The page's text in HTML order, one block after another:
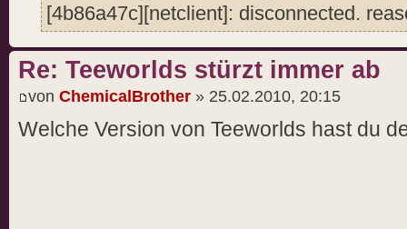
[4b86a47c][netclient]: disconnected.
Re: Teeworlds stürzt immer ab
von ChemicalBrother » 25.02.2010, 20:15
Welche Version von Teeworlds hast du